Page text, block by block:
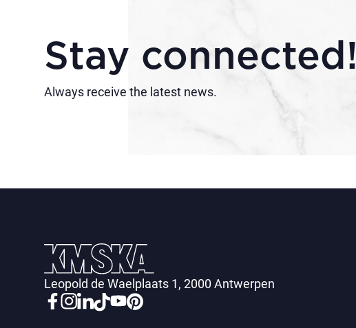
Stay connected!
Always receive the latest news.
Leopold de Waelplaats 1, 2000 Antwerpen